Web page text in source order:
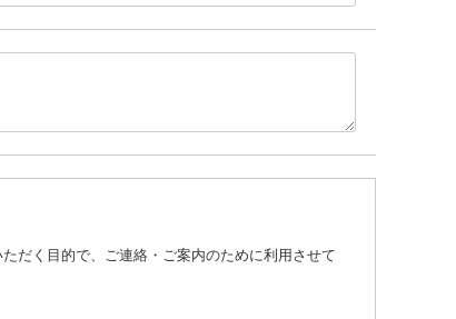
だく目的で、ご連絡・ご案内のために利用させて